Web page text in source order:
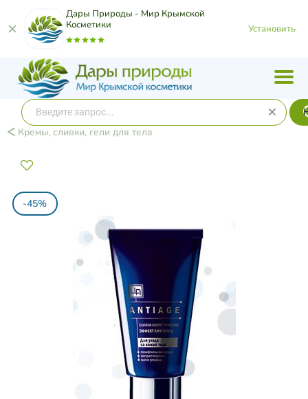
Дары Природы - Мир Крымской
Косметики
Установить
Кремы, сливки, гели для тела
-45%